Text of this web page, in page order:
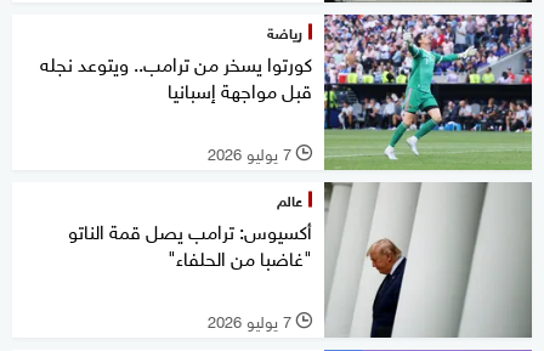
رياضة
كورتوا يسخر من ترامب.. ويتوعد نجله
قبل مواجهة إسبانيا
l 7 يوليو 2026
عالم
أكسيوس: ترامب يصل قمة الناتو
"غاضبا من الحلفاء"
l 7 يوليو 2026